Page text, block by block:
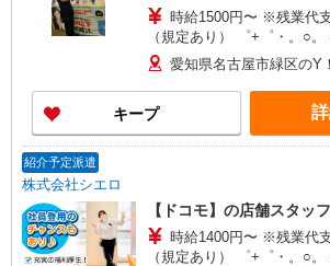
時給1500円〜 ※残業代
（規定あり） ゜+゜・。○。・゜+゜・。○。・゜
+゜ 入社祝い金10万円支給(規定有) お
頂くと, インセンティブ支給(規定有)
い・週払い可能（規程有）
+゜・。○。・゜+゜
愛知県名古屋市緑区のY
キープ
紹介予定派遣
株式会社シエロ
【ドコモ】の店舗スタッフ
時給1400円〜 ※残業代
（規定あり） ゜+゜・。○。・゜+゜・。○。・゜